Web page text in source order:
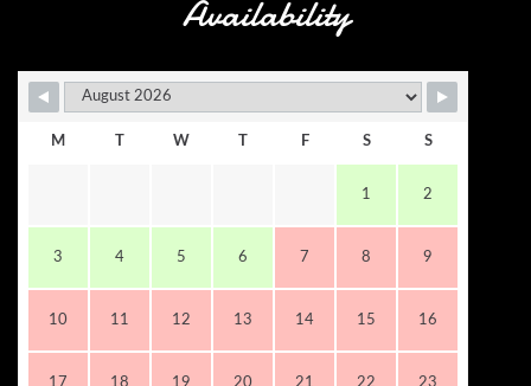
Availability
M T W T F S S
1 2
3 4 5 6 7 8 9
10 11 12 13 14 15 16